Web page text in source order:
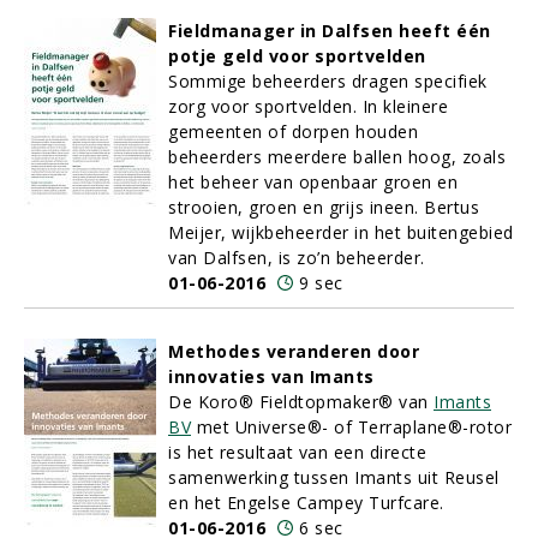
Fieldmanager in Dalfsen heeft één
potje geld voor sportvelden
Sommige beheerders dragen specifiek
zorg voor sportvelden. In kleinere
gemeenten of dorpen houden
beheerders meerdere ballen hoog, zoals
het beheer van openbaar groen en
strooien, groen en grijs ineen. Bertus
Meijer, wijkbeheerder in het buitengebied
van Dalfsen, is zo’n beheerder.
01-06-2016
9 sec
Methodes veranderen door
innovaties van Imants
De Koro® Fieldtopmaker® van Imants
BVmet Universe®- of Terraplane®-rotor
is het resultaat van een directe
samenwerking tussen Imants uit Reusel
en het Engelse Campey Turfcare.
01-06-2016
6 sec